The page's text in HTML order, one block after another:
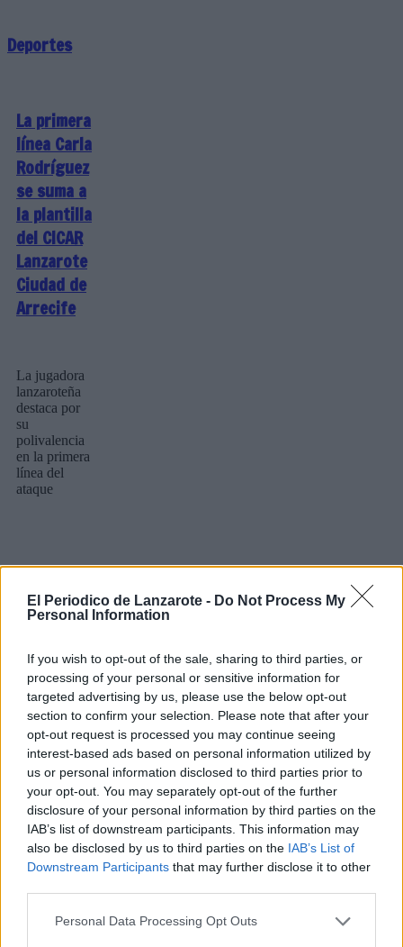
El Periodico de Lanzarote - Do Not Process My
Personal Information
If you wish to opt-out of the sale, sharing to third parties, or
processing of your personal or sensitive information for
targeted advertising by us, please use the below opt-out
section to confirm your selection. Please note that after your
opt-out request is processed you may continue seeing
interest-based ads based on personal information utilized by
us or personal information disclosed to third parties prior to
your opt-out. You may separately opt-out of the further
disclosure of your personal information by third parties on the
IAB’s list of downstream participants. This information may
also be disclosed by us to third parties on the IAB’s List of
Downstream Participants that may further disclose it to other
Personal Data Processing Opt Outs
Deportes
La primera
línea Carla
Rodríguez
se suma a
la plantilla
del CICAR
Lanzarote
Ciudad de
Arrecife
La jugadora
lanzaroteña
destaca por
su
polivalencia
en la primera
línea del
ataque
Lanzarote
Ciudad de
refuerza
el extremo
derecho
con Iraia
Pilart
La jugadora
zurda llega
procedente
Anaitasuna,
que jugó en